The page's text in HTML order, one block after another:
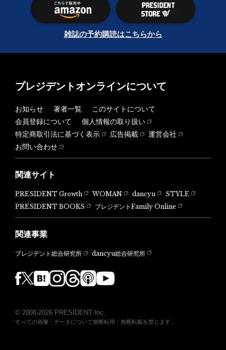
雑誌の予約購読はこちらから
プレジデントオンラインについて
お知らせ 著者一覧
このサイトについて
会員登録について
個人情報の取り扱い
特定商取引法に基づく表示
広告掲載
運営会社
お問い合わせ
関連サイト
PRESIDENT Growth WOMAN dancyu
STYLE
PRESIDENT BOOKS
プレジデントFamily Online
関連事業
プレジデント総合研究所 dancyu総合研究所
© 2008-2026 PRESIDENT Inc.
すべての画像・データについて無断転用・無断転載を禁じます。